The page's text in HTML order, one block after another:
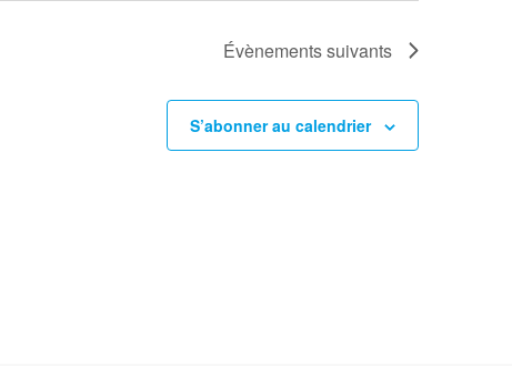
Évènementssuivants
S’abonner au calendrier